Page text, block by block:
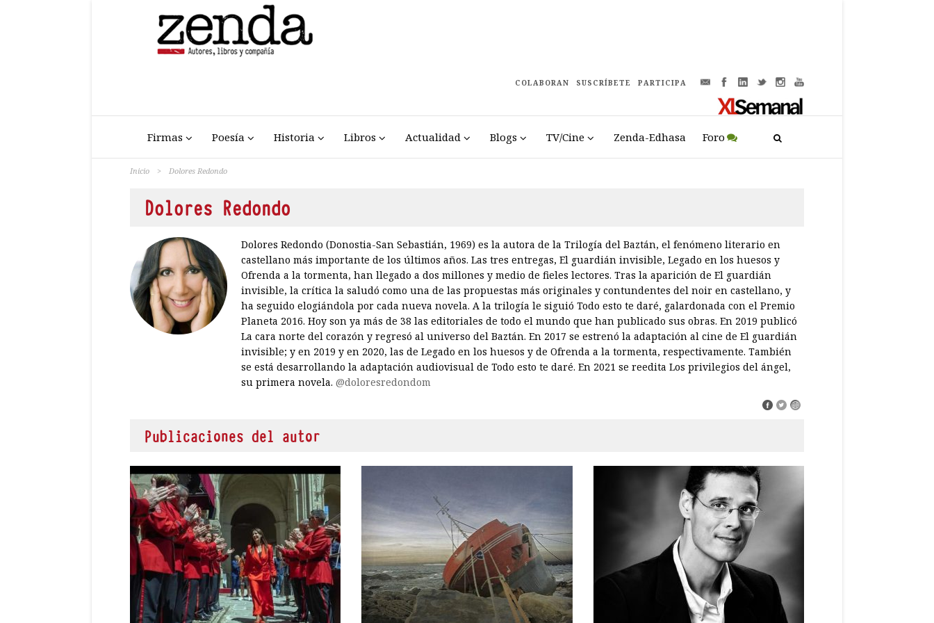
COLABORAN SUSCRÍBETE PARTICIPA
Firmas Poesía Historia Libros Actualidad Blogs TV/Cine Zenda-Edhasa Foro
Inicio > Dolores Redondo
Dolores Redondo
Dolores Redondo (Donostia-San Sebastián, 1969) es la autora de la Trilogía del Baztán, el fenómeno literario en
castellano más importante de los últimos años. Las tres entregas, El guardián invisible, Legado en los huesos y
Ofrenda a la tormenta, han llegado a dos millones y medio de fieles lectores. Tras la aparición de El guardián
invisible, la crítica la saludó como una de las propuestas más originales y contundentes del noir en castellano, y
ha seguido elogiándola por cada nueva novela. A la trilogía le siguió Todo esto te daré, galardonada con el Premio
Planeta 2016. Hoy son ya más de 38 las editoriales de todo el mundo que han publicado sus obras. En 2019 publicó
La cara norte del corazón y regresó al universo del Baztán. En 2017 se estrenó la adaptación al cine de El guardián
invisible; y en 2019 y en 2020, las de Legado en los huesos y de Ofrenda a la tormenta, respectivamente. También
se está desarrollando la adaptación audiovisual de Todo esto te daré. En 2021 se reedita Los privilegios del ángel,
su primera novela. @doloresredondom
Publicaciones del autor